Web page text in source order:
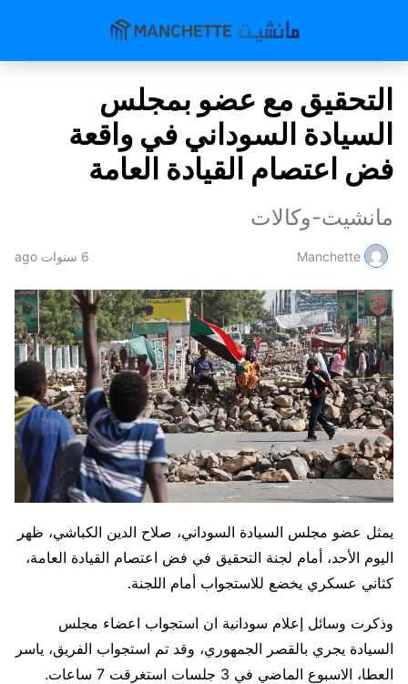
التحقيق مع عضو بمجلس
السيادة السوداني في واقعة
فض اعتصام القيادة العامة
مانشيت-وكالات
Manchette 6 سنوات ago
يمثل عضو مجلس السيادة السوداني، صلاح الدين الكباشي، ظهر
اليوم الأحد، أمام لجنة التحقيق في فض اعتصام القيادة العامة،
كثاني عسكري يخضع للاستجواب أمام اللجنة.
وذكرت وسائل إعلام سودانية ان استجواب اعضاء مجلس
السيادة يجري بالقصر الجمهوري، وقد تم استجواب الفريق، ياسر
العطا، الاسبوع الماضي في 3 جلسات استغرقت 7 ساعات.